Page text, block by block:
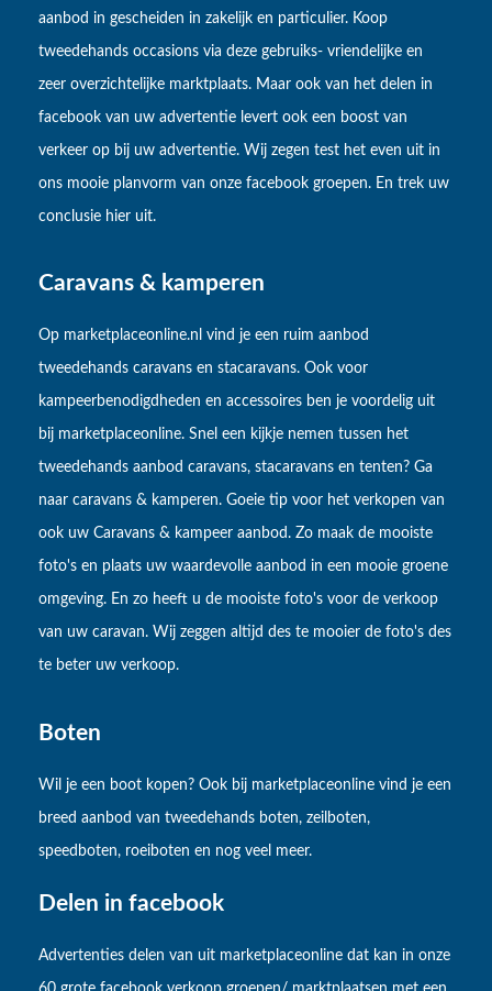
aanbod in gescheiden in zakelijk en particulier. Koop
tweedehands occasions via deze gebruiks- vriendelijke en
zeer overzichtelijke marktplaats. Maar ook van het delen in
facebook van uw advertentie levert ook een boost van
verkeer op bij uw advertentie. Wij zegen test het even uit in
ons mooie planvorm van onze facebook groepen. En trek uw
conclusie hier uit.
Caravans & kamperen
Op marketplaceonline.nl vind je een ruim aanbod
tweedehands caravans en stacaravans. Ook voor
kampeerbenodigdheden en accessoires ben je voordelig uit
bij marketplaceonline. Snel een kijkje nemen tussen het
tweedehands aanbod caravans, stacaravans en tenten? Ga
naar caravans & kamperen. Goeie tip voor het verkopen van
ook uw Caravans & kampeer aanbod. Zo maak de mooiste
foto's en plaats uw waardevolle aanbod in een mooie groene
omgeving. En zo heeft u de mooiste foto's voor de verkoop
van uw caravan. Wij zeggen altijd des te mooier de foto's des
te beter uw verkoop.
Boten
Wil je een boot kopen? Ook bij marketplaceonline vind je een
breed aanbod van tweedehands boten, zeilboten,
speedboten, roeiboten en nog veel meer.
Delen in facebook
Advertenties delen van uit marketplaceonline dat kan in onze